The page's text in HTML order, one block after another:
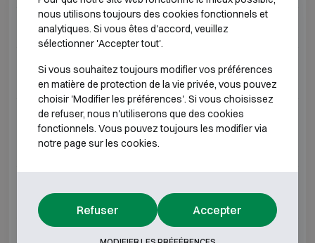
08Peut-on suspendre un coffre-fort au mur ?
09Peut-on placer et sceller un coffre-fort soi-
même ?
10Un coffre à encastrer, coffre mural ou coffre
de sol doit-il toujours être scellé dans la
maçonnerie ?
un coffre mural ?
Peut-on prévoir des trous d'ancrage
nous utilisons toujours des cookies fonctionnels et
analytiques. Si vous êtes d'accord, veuillez
sélectionner 'Accepter tout'.
Si vous souhaitez toujours modifier vos préférences
en matière de protection de la vie privée, vous pouvez
choisir 'Modifier les préférences'. Si vous choisissez
de refuser, nous n'utiliserons que des cookies
fonctionnels. Vous pouvez toujours les modifier via
notre page sur les cookies.
Refuser Accepter